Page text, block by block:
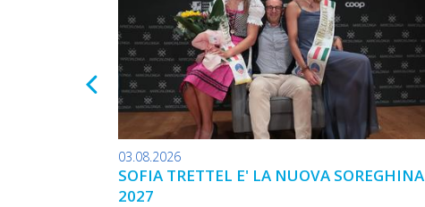
03.08.2026
SOFIA TRETTEL E' LA NUOVA SOREGHINA
2027